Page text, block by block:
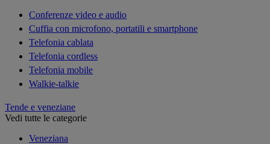
Conferenze video e audio
Cuffia con microfono, portatili e smartphone
Telefonia cablata
Telefonia cordless
Telefonia mobile
Walkie-talkie
Tende e veneziane
Vedi tutte le categorie
Veneziana